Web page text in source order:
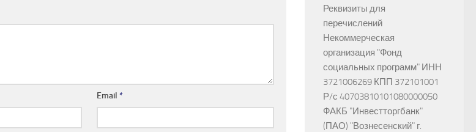
Email*
Реквизиты для
перечислений
Некоммерческая
организация "Фонд
социальных программ" ИНН
3721006269 КПП 372101001
Р/с 40703810101080000050
ФАКБ "Инвестторгбанк"
(ПАО) "Вознесенский" г.